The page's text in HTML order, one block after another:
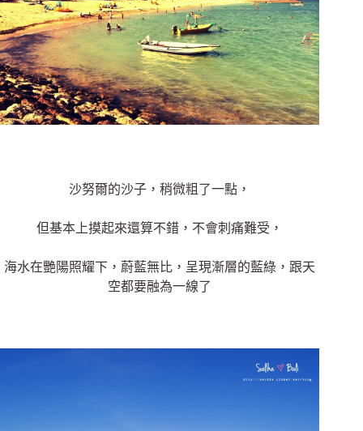
沙努爾的沙子，稍微粗了一點，
但基本上摸起來還算不錯，不會刺痛難受，
海水在艷陽照耀下，蔚藍無比，呈現漸層的藍綠，跟天
空都要融為一線了